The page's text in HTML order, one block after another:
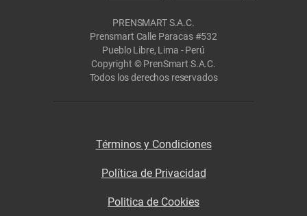
PRENSMART S.A.C.
Prensmart Calle Paracas #532
Pueblo Libre, Lima - Perú
Copyright © PrenSmart S.A.C.
Todos los derechos reservados
Términos y Condiciones
Política de Privacidad
Politica de Cookies